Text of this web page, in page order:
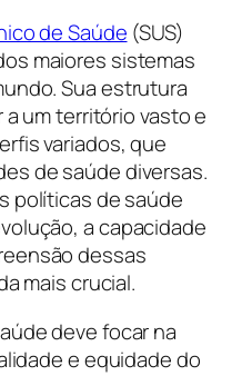
de Saúde (SUS)
maiores sistemas
Sua estrutura
um território vasto e
variados, que
de saúde diversas.
políticas de saúde
a capacidade
dessas
mais crucial.
deve focar na
e equidade do